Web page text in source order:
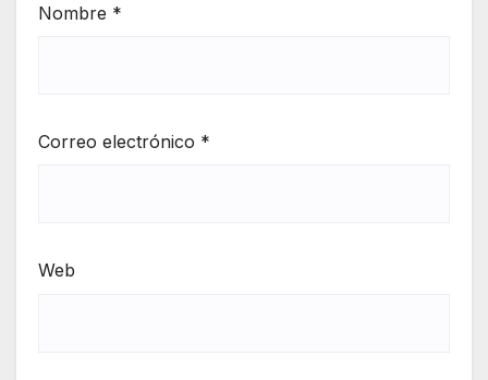
Nombre *
Correo electrónico *
Web